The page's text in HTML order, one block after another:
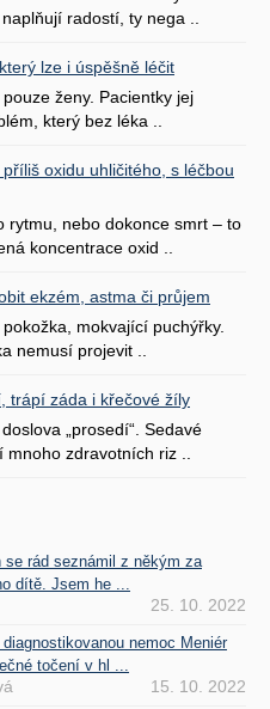
radostí, ty nega ..
lze i úspěšně léčit
ženy. Pacientky jej
který bez léka ..
oxidu uhličitého, s léčbou
rytmu, nebo dokonce smrt – to
koncentrace oxid ..
ekzém, astma či průjem
mokvající puchýřky.
nemusí projevit ..
trápí záda i křečové žíly
„prosedí“. Sedavé
mnoho zdravotních riz ..
rád seznámil z někým za
dítě. Jsem he ...
25. 10. 2022
nemoc Meniér
točení v hl ...
15. 10. 2022